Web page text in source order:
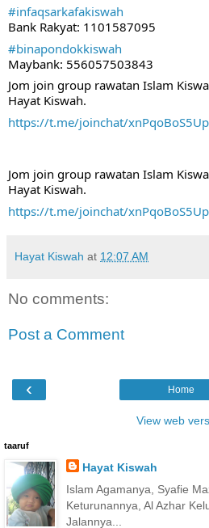
#infaqsarkafakiswah
Bank Rakyat: 1101587095
#binapondokkiswah
Maybank: 556057503843
Jom join group rawatan Islam
Hayat Kiswah.
https://t.me/joinchat/
Jom join group rawatan Islam
Hayat Kiswah.
https://t.me/joinchat/
Hayat Kiswah at 12:07 AM
No comments:
Post a Comment
‹ Home
View web
taaruf
Hayat Kiswah
Islam Agamanya, Syafie
Keturunannya, Al Azhar
Jalannya...